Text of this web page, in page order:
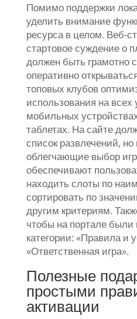
Помимо поддержки
уделить внимание
ресурса в целом. Веб-
стартовое суждение о
должен быть грамотно
оперативно
топовых клубов
использования на всех
мобильных
таблетах. На сайте
список развлечений,
облегчающие выбор
обеспечивают
находить слоты по
сортировать по
другим критериям.
чтобы на портале были
категории: «Правила и
«Ответственная игра».
Полезные
простыми
активации